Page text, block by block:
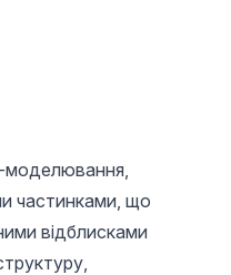
моделювання,
частинками, що
відблисками